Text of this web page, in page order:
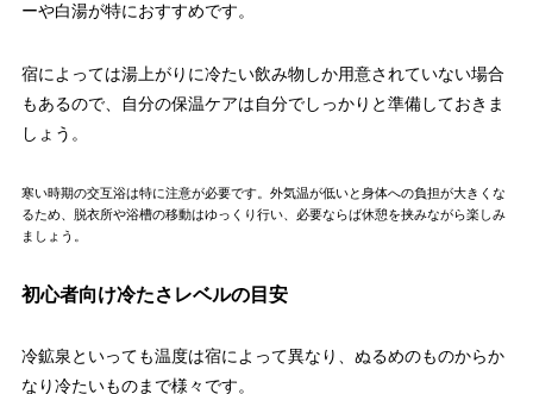
ーや白湯が特におすすめです。
宿によっては湯上がりに冷たい飲み物しか用意されていない場合
もあるので、自分の保温ケアは自分でしっかりと準備しておきま
しょう。
寒い時期の交互浴は特に注意が必要です。外気温が低いと身体への負担が大きくな
るため、脱衣所や浴槽の移動はゆっくり行い、必要ならば休憩を挟みながら楽しみ
ましょう。
初心者向け冷たさレベルの目安
冷鉱泉といっても温度は宿によって異なり、ぬるめのものからか
なり冷たいものまで様々です。